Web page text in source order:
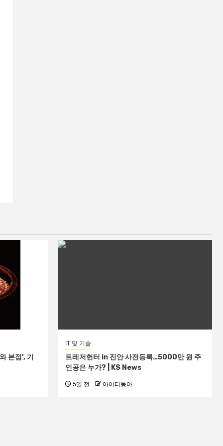
본점’, 기
IT 및 기술
트레저헌터 in 진안 사전등록…5000만 원 주
인공은 누가? | KS News
5일 전 아이티동아